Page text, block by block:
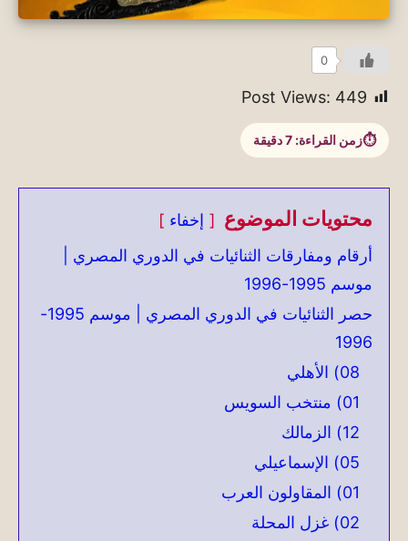
0
Post Views: 449
زمن القراءة: 7دقيقة
محتويات الموضوع
إخفاء
أرقام ومفارقات الثنائيات في الدوري المصري |
موسم 1995-1996
حصر الثنائيات في الدوري المصري | موسم 1995-
1996
08) الأهلي
01) منتخب السويس
12) الزمالك
05) الإسماعيلي
01) المقاولون العرب
02) غزل المحلة